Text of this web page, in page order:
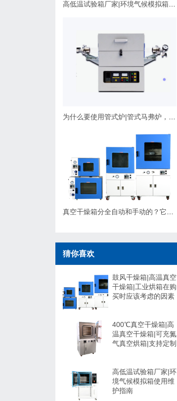
猜你喜欢
鼓风干燥箱|高温真空
干燥箱|工业烘箱在购
买时应该考虑的因素
400℃真空干燥箱|高
温真空干燥箱|可充氮
气真空烘箱|支持定制
高低温试验箱厂家|环
境气候模拟箱使用维
护指南